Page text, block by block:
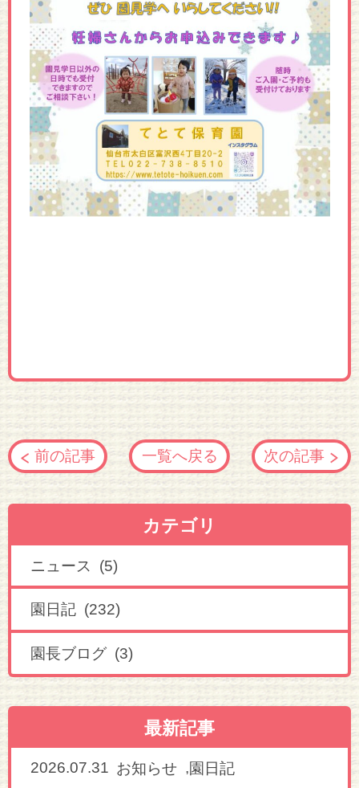
前の記事 一覧へ戻る 次の記事
カテゴリ
ニュース (5)
園日記 (232)
園長ブログ (3)
最新記事
2026.07.31 お知らせ ,園日記